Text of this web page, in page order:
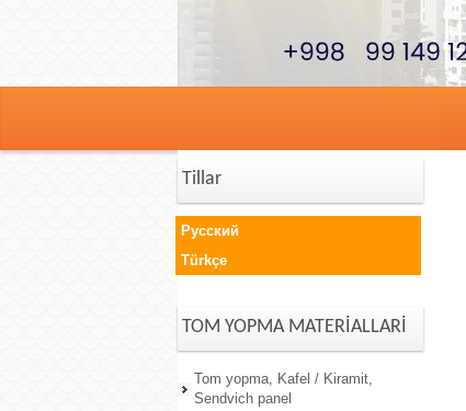
Tillar
Русский
Türkçe
TOM YOPMA MATERİALLARİ
Tom yopma, Kafel / Kiramit,
Sendvich panel